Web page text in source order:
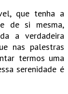
que tenha a
de si mesma,
a verdadeira
nas palestras
termos uma
serenidade é